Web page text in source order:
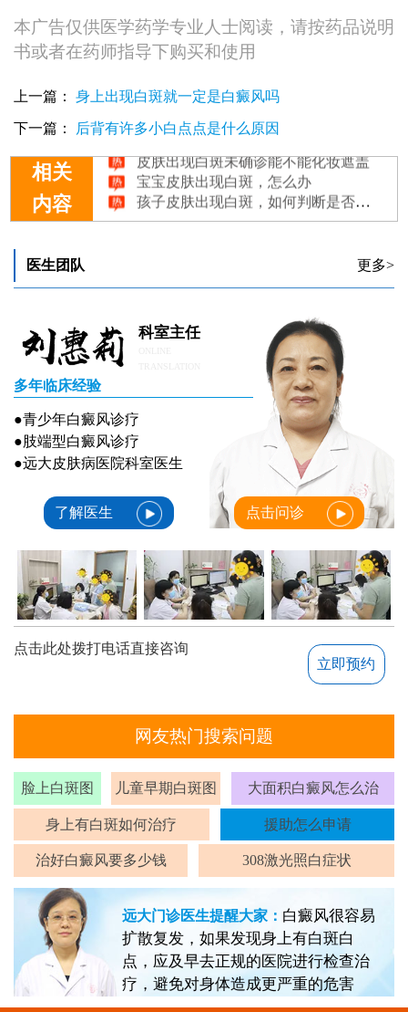
本广告仅供医学药学专业人士阅读，请按药品说明
书或者在药师指导下购买和使用
上一篇： 身上出现白斑就一定是白癜风吗
下一篇： 后背有许多小白点点是什么原因
相关
内容
皮肤出现白斑调理方法有哪些
孩子皮肤出现白斑怎么查
皮肤出现白斑未确诊能不能化妆遮盖
宝宝皮肤出现白斑，怎么办
孩子皮肤出现白斑，如何判断是否白癜风
医生团队 更多>
科室主任
多年临床经验
●青少年白癜风诊疗
●肢端型白癜风诊疗
●远大皮肤病医院科室医生
了解医生 点击问诊
点击此处拨打电话直接咨询
立即预约
网友热门搜索问题
脸上白斑图 儿童早期白斑图 大面积白癜风怎么治
身上有白斑如何治疗 援助怎么申请
治好白癜风要多少钱 308激光照白症状
远大门诊医生提醒大家： 白癜风很容易
扩散复发，如果发现身上有白斑白
点，应及早去正规的医院进行检查治
疗，避免对身体造成更严重的危害